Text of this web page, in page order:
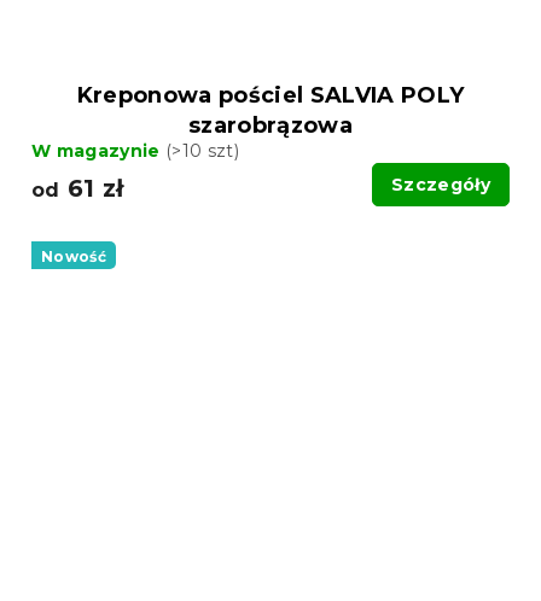
Kreponowa pościel SALVIA POLY
szarobrązowa
W magazynie (>10 szt)
od 61 zł Szczegóły
Nowość